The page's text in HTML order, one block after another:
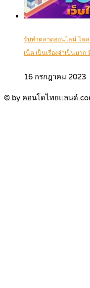
รับทำตลาดออนไลน์ โพ
เน็ต เป็นเรื่องจำเป็นมา
16 กรกฎาคม 2023
© by คอนโดไทยแลนด์